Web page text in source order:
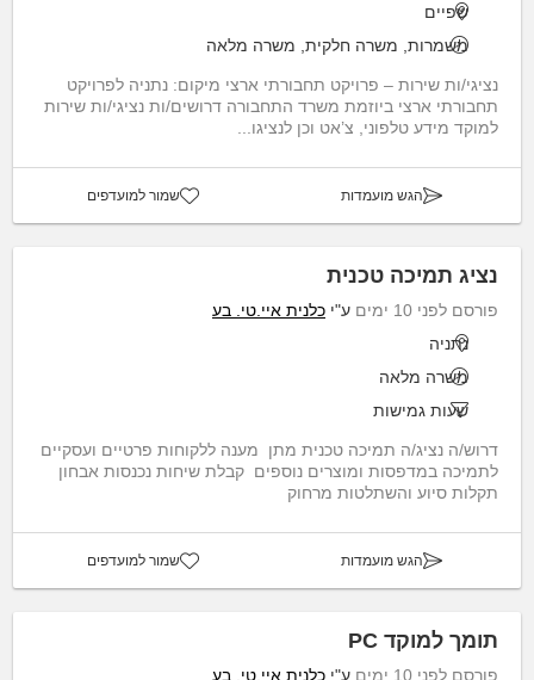
שפיים
משמרות, משרה חלקית, משרה מלאה
נציגי/ות שירות – פרויקט תחבורתי ארצי מיקום: נתניה לפרויקט
תחבורתי ארצי ביוזמת משרד התחבורה דרושים/ות נציגי/ות שירות
למוקד מידע טלפוני, צ’אט וכן לנציגו...
הגש מועמדות שמור למועדפים
נציג תמיכה טכנית
פורסם לפני 10 ימים ע"י כלנית איי.טי. בע
נתניה
משרה מלאה
שעות גמישות
דרוש/ה נציג/ה תמיכה טכנית מתן מענה ללקוחות פרטיים ועסקיים
לתמיכה במדפסות ומוצרים נוספים קבלת שיחות נכנסות אבחון
תקלות סיוע והשתלטות מרחוק
הגש מועמדות שמור למועדפים
תומך למוקד PC
פורסם לפני 10 ימים ע"י כלנית איי.טי. בע